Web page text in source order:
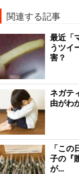
関連する記事
最近「
うツイ
害？
ネガテ
由がわ
「こ
子の『
が...